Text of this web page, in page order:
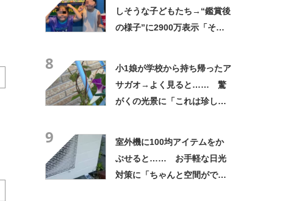
しそうな子どもたち→“鑑賞後
の様子”に2900万表示「そう
8
小1娘が学校から持ち帰ったア
サガオ→よく見ると…… 驚
がくの光景に「これは珍し
9
室外機に100均アイテムをか
ぶせると…… お手軽な日光
対策に「ちゃんと空間ができ